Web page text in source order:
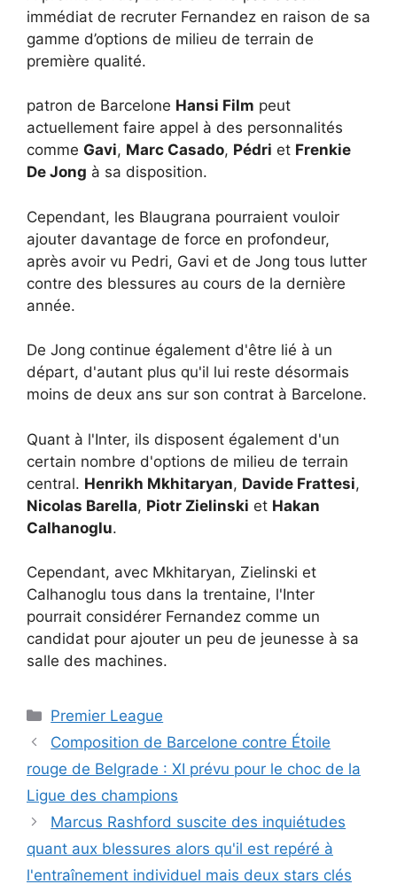
immédiat de recruter Fernandez en raison de sa
gamme d’options de milieu de terrain de
première qualité.
patron de Barcelone Hansi Film peut
actuellement faire appel à des personnalités
comme Gavi, Marc Casado, Pédri et Frenkie
De Jong à sa disposition.
Cependant, les Blaugrana pourraient vouloir
ajouter davantage de force en profondeur,
après avoir vu Pedri, Gavi et de Jong tous lutter
contre des blessures au cours de la dernière
année.
De Jong continue également d'être lié à un
départ, d'autant plus qu'il lui reste désormais
moins de deux ans sur son contrat à Barcelone.
Quant à l'Inter, ils disposent également d'un
certain nombre d'options de milieu de terrain
central. Henrikh Mkhitaryan, Davide Frattesi,
Nicolas Barella, Piotr Zielinski et Hakan
Calhanoglu.
Cependant, avec Mkhitaryan, Zielinski et
Calhanoglu tous dans la trentaine, l'Inter
pourrait considérer Fernandez comme un
candidat pour ajouter un peu de jeunesse à sa
salle des machines.
Catégories
Premier League
Composition de Barcelone contre Étoile
rouge de Belgrade : XI prévu pour le choc de la
Ligue des champions
Marcus Rashford suscite des inquiétudes
quant aux blessures alors qu'il est repéré à
l'entraînement individuel mais deux stars clés